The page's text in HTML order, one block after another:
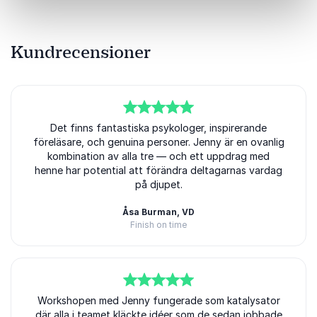
Kundrecensioner
av5
Det finns fantastiska psykologer, inspirerande
föreläsare, och genuina personer. Jenny är en ovanlig
kombination av alla tre — och ett uppdrag med
henne har potential att förändra deltagarnas vardag
på djupet.
Åsa Burman, VD
Finish on time
5av5
Workshopen med Jenny fungerade som katalysator
där alla i teamet kläckte idéer som de sedan jobbade